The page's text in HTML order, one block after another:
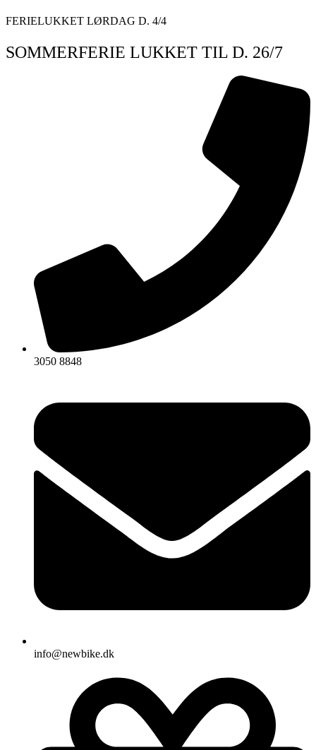
Videre
indhold
FERIELUKKET LØRDAG D. 4/4
SOMMERFERIE LUKKET TIL D. 26/7
3050 8848
info@newbike.dk